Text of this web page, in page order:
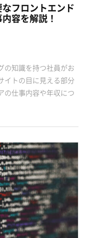
フロントエンド
容を解説！
の知識を持つ社員がお
イトの目に見える部分
の仕事内容や年収につ